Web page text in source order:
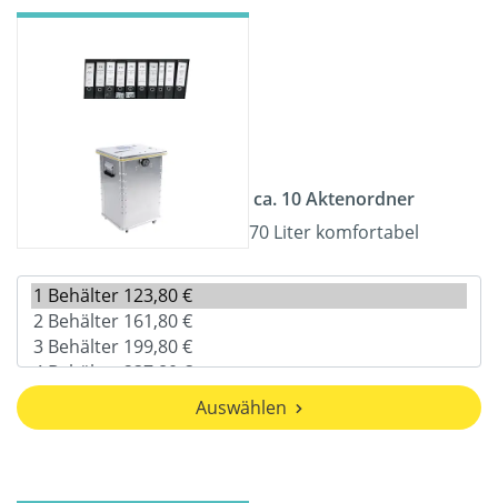
ca. 10 Aktenordner
70 Liter komfortabel
Auswählen